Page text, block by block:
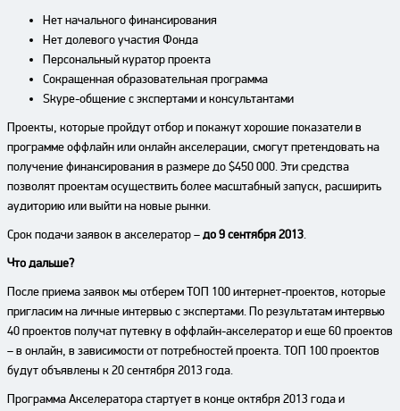
Нет начального финансирования
Нет долевого участия Фонда
Персональный куратор проекта
Сокращенная образовательная программа
Skype-общение с экспертами и консультантами
Проекты, которые пройдут отбор и покажут хорошие показатели в
программе оффлайн или онлайн акселерации, смогут претендовать на
получение финансирования в размере до $450 000. Эти средства
позволят проектам осуществить более масштабный запуск, расширить
аудиторию или выйти на новые рынки.
Срок подачи заявок в акселератор –до 9 сентября 2013.
Что дальше?
После приема заявок мы отберем ТОП 100 интернет-проектов, которые
пригласим на личные интервью с экспертами. По результатам интервью
40 проектов получат путевку в оффлайн-акселератор и еще 60 проектов
– в онлайн, в зависимости от потребностей проекта. ТОП 100 проектов
будут объявлены к 20 сентября 2013 года.
Программа Акселератора стартует в конце октября 2013 года и